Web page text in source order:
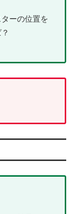
ーの位置を